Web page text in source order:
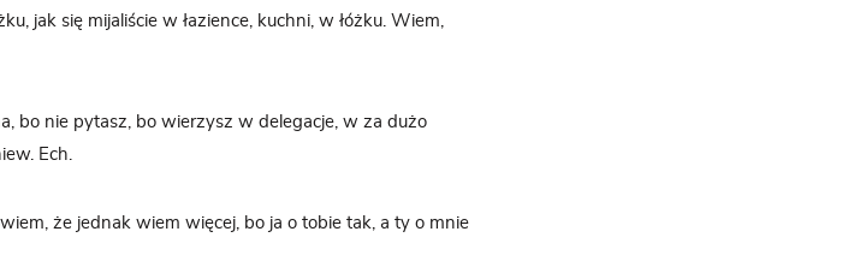
jak się mijaliście w łazience, kuchni, w łóżku. Wiem,
bo nie pytasz, bo wierzysz w delegacje, w za dużo
Ech.
że jednak wiem więcej, bo ja o tobie tak, a ty o mnie